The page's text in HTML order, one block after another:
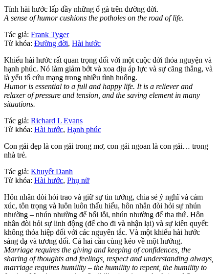
Tính hài hước lấp đầy những ổ gà trên đường đời.
A sense of humor cushions the potholes on the road of life.
Tác giả: Frank Tyger
Từ khóa: Đường đời, Hài hước
Khiếu hài hước rất quan trọng đối với một cuộc đời thỏa nguyện và
hạnh phúc. Nó làm giảm bớt và xoa dịu áp lực và sự căng thẳng, và
là yếu tố cứu mạng trong nhiều tình huống.
Humor is essential to a full and happy life. It is a reliever and
relaxer of pressure and tension, and the saving element in many
situations.
Tác giả: Richard L Evans
Từ khóa: Hài hước, Hạnh phúc
Con gái đẹp là con gái trong mơ, con gái ngoan là con gái… trong
nhà trẻ.
Tác giả: Khuyết Danh
Từ khóa: Hài hước, Phụ nữ
Hôn nhân đòi hỏi trao và giữ sự tin tưởng, chia sẻ ý nghĩ và cảm
xúc, tôn trọng và luôn luôn thấu hiểu, hôn nhân đòi hỏi sự nhún
nhường – nhún nhường để hối lỗi, nhún nhường để tha thứ. Hôn
nhân đòi hỏi sự linh động (để cho đi và nhận lại) và sự kiên quyết:
không thỏa hiệp đối với các nguyên tắc. Và một khiếu hài hước
sáng dạ và tương đối. Cả hai cần cùng kéo về một hướng.
Marriage requires the giving and keeping of confidences, the
sharing of thoughts and feelings, respect and understanding always,
marriage requires humility – the humility to repent, the humility to